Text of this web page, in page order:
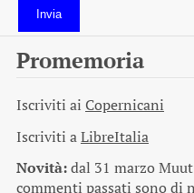
Invia
Promemoria
Iscriviti ai Copernicani
Iscriviti aLibreItalia
Novità:dal 31 marzo
commenti passati sono di